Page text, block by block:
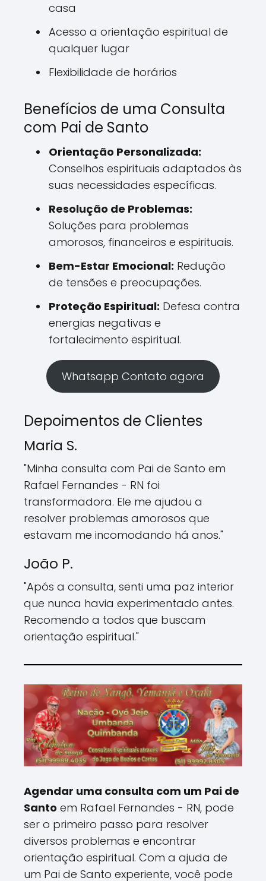
casa
Acesso a orientação espiritual de
qualquer lugar
Flexibilidade de horários
Benefícios de uma Consulta
com Pai de Santo
Orientação Personalizada:
Conselhos espirituais adaptados às
suas necessidades específicas.
Resolução de Problemas:
Soluções para problemas
amorosos, financeiros e espirituais.
Bem-Estar Emocional: Redução
de tensões e preocupações.
Proteção Espiritual: Defesa contra
energias negativas e
fortalecimento espiritual.
Whatsapp Contato agora
Depoimentos de Clientes
Maria S.
"Minha consulta com Pai de Santo em
Rafael Fernandes - RN foi
transformadora. Ele me ajudou a
resolver problemas amorosos que
estavam me incomodando há anos."
João P.
"Após a consulta, senti uma paz interior
que nunca havia experimentado antes.
Recomendo a todos que buscam
orientação espiritual."
Agendar uma consulta com um Pai de
Santo em Rafael Fernandes - RN, pode
ser o primeiro passo para resolver
diversos problemas e encontrar
orientação espiritual. Com a ajuda de
um Pai de Santo experiente, você pode